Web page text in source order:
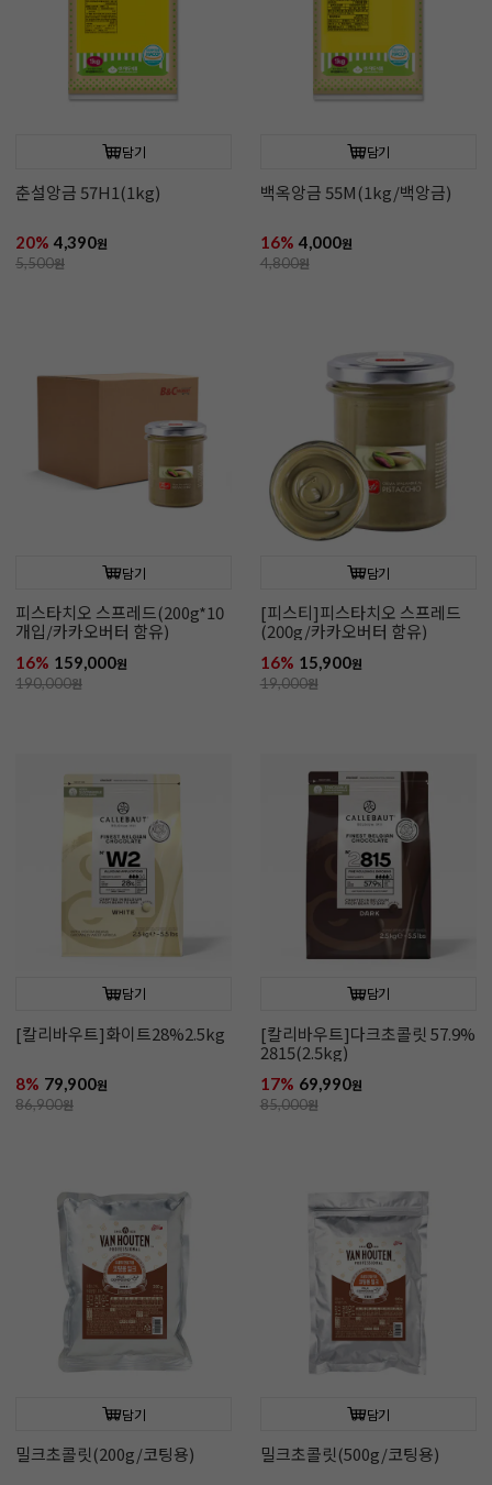
담기
춘설앙금 57H1(1kg)
20% 4,390원
5,500원
담기
백옥앙금 55M(1kg/백앙금)
16% 4,000원
4,800원
담기
피스타치오 스프레드(200g*10
개입/카카오버터 함유)
16% 159,000원
190,000원
담기
[피스티]피스타치오 스프레드
(200g/카카오버터 함유)
16% 15,900원
19,000원
담기
[칼리바우트]화이트28%2.5kg
8% 79,900원
86,900원
담기
[칼리바우트]다크초콜릿 57.9%
2815(2.5kg)
17% 69,990원
85,000원
담기
밀크초콜릿(200g/코팅용)
담기
밀크초콜릿(500g/코팅용)